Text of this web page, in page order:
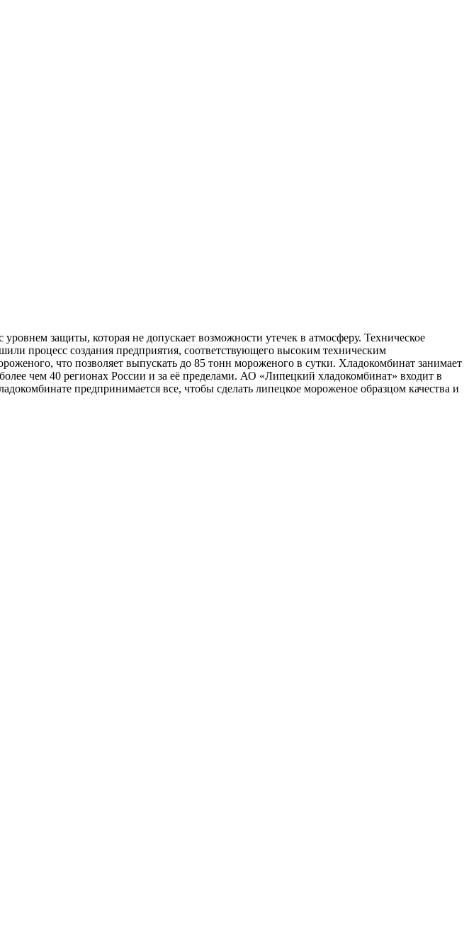
защиты, которая не допускает возможности утечек в атмосферу. Техническое
процесс создания предприятия, соответствующего высоким техническим
что позволяет выпускать до 85 тонн мороженого в сутки. Хладокомбинат занимает
чем 40 регионах России и за её пределами. АО «Липецкий хладокомбинат» входит в
предпринимается все, чтобы сделать липецкое мороженое образцом качества и